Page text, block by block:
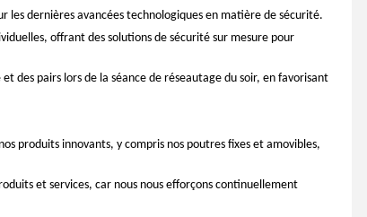
les dernières avancées technologiques en matière de sécurité.
offrant des solutions de sécurité sur mesure pour
des pairs lors de la séance de réseautage du soir, en favorisant
produits innovants, y compris nos poutres fixes et amovibles,
et services, car nous nous efforçons continuellement